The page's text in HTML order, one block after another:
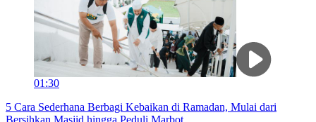
01:30
5 Cara Sederhana Berbagi Kebaikan di Ramadan, Mulai dari